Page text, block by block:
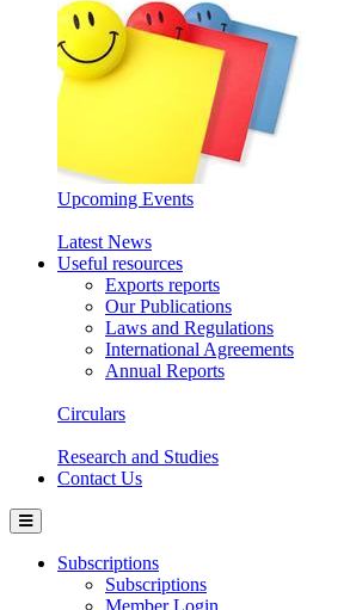
Upcoming Events
Latest News
Useful resources
Exports reports
Our Publications
Laws and Regulations
International Agreements
Annual Reports
Circulars
Research and Studies
Contact Us
Subscriptions
Subscriptions
Member Login